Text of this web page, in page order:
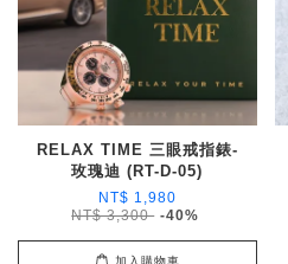
RELAX TIME 三眼戒指錶-
玫瑰迪 (RT-D-05)
NT$ 1,980
NT$ 3,300 -40%